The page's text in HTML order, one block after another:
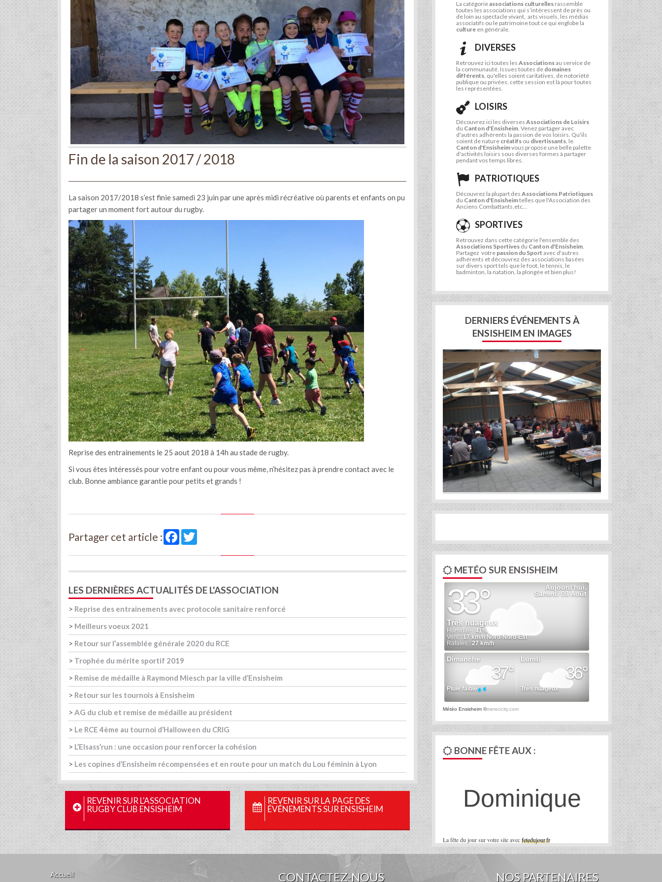
Fin de la saison 2017 / 2018
La saison 2017/2018 s’est finie samedi 23 juin par une après midi récréative où parents et enfants on pu
partager un moment fort autour du rugby.
Reprise des entrainements le 25 aout 2018 à 14h au stade de rugby.
Si vous êtes intéressés pour votre enfant ou pour vous même, n’hésitez pas à prendre contact avec le
club. Bonne ambiance garantie pour petits et grands !
Partager cet article : Facebook
LES DERNIÈRES ACTUALITÉS DE L'ASSOCIATION
> Reprise des entrainements avec protocole sanitaire renforcé
> Meilleurs voeux 2021
> Retour sur l’assemblée générale 2020 du RCE
> Trophée du mérite sportif 2019
> Remise de médaille à Raymond Miesch par la ville d’Ensisheim
> Retour sur les tournois à Ensisheim
> AG du club et remise de médaille au président
> Le RCE 4ème au tournoi d’Halloween du CRIG
> L’Elsass’run : une occasion pour renforcer la cohésion
> Les copines d’Ensisheim récompensées et en route pour un match du Lou féminin à Lyon
REVENIR SUR L'ASSOCIATION
RUGBY CLUB ENSISHEIM
REVENIR SUR LA PAGE DES
ÉVÉNEMENTS SUR ENSISHEIM
La catégorieassociations culturelles rassemble
toutes les associations qui s’intéressent de près ou
de loin au spectacle vivant, arts visuels, les médias
associatifs ou le patrimoine tout ce qui englobe la
culture en générale.
DIVERSES
Retrouvez ici toutes les Associationsau service de
la communauté. Issues toutes de domaines
différents, qu'elles soient caritatives, de notoriété
publique ou privées, cette session est là pour toutes
les représentées.
LOISIRS
Découvrez ici les diverses Associations de Loisirs
du Canton d'Ensisheim. Venez partager avec
d'autres adhérents la passion de vos loisirs. Qu'ils
soient de nature créatifs ou divertissants, le
Canton d'Ensisheimvous propose une belle palette
d'activités loisirs sous diverses formes à partager
pendant vos temps libres.
PATRIOTIQUES
Découvrez la plupart des Associations Patriotiques
du Canton d'Ensisheimtelles que l'Association des
Anciens Combattants,etc...
SPORTIVES
Retrouvez dans cette catégorie l'ensemble des
Associations Sportives du Canton d'Ensisheim.
Partagez votre passion du Sport avec d'autres
adhérents et découvrez des associations basées
sur divers sport tels que le foot, le tennis, le
badminton, la natation, la plongée et bien plus!
DERNIERS ÉVÉNEMENTS À
ENSISHEIM EN IMAGES
METÉO SUR ENSISHEIM
Météo Ensisheim ©meteocity.com
BONNE FÊTE AUX :
La fête du jour sur votre site avecfetedujour.fr
Dominique
Accueil
CONTACTEZ-NOUS NOS PARTENAIRES